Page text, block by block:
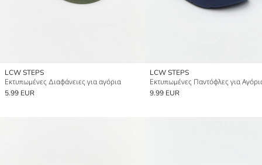
LCW STEPS
Εκτυπωμένες Διαφάνειες για αγόρια
5.99 EUR
LCW STEPS
Εκτυπωμένες Παντόφλες για
9.99 EUR